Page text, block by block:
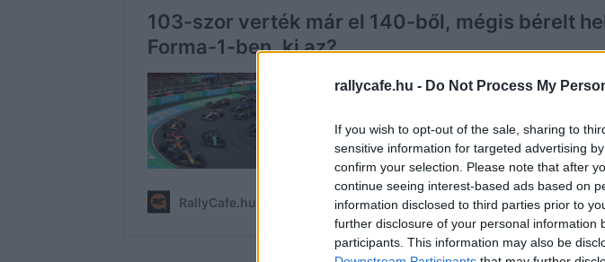
rallycafe.hu - Do Not Process My
If you wish to opt-out of the sale, sharing to
sensitive information for targeted advertising
confirm your selection. Please note that after
continue seeing interest-based ads based on
information disclosed to third parties prior to
further disclosure of your personal information
participants. This information may also be